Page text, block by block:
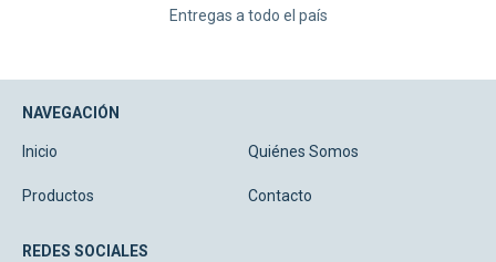
Entregas a todo el país
NAVEGACIÓN
Inicio Quiénes Somos
Productos Contacto
REDES SOCIALES